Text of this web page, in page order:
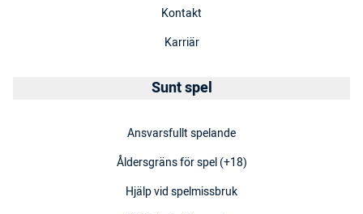
Kontakt
Karriär
Sunt spel
Ansvarsfullt spelande
Åldersgräns för spel (+18)
Hjälp vid spelmissbruk